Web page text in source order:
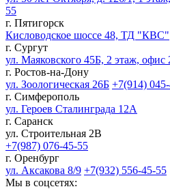
55
г. Пятигорск
Кисловодское шоссе 48, ТД "КВС"
г. Сургут
ул. Маяковского 45Б, 2 этаж, офис
г. Ростов-на-Дону
ул. Зоологическая 26Б +7(914)
г. Симферополь
ул. Героев Сталинграда 12А
г. Саранск
ул. Строительная 2В
+7(987) 076-45-55
г. Оренбург
ул. Аксакова 8/9 +7(932) 556-45-55
Мы в соцсетях: